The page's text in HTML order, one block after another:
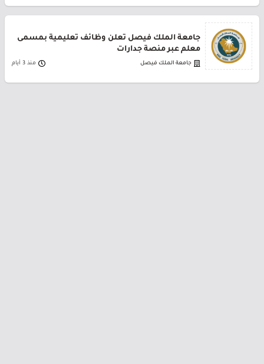
جامعة الملك فيصل تعلن وظائف تعليمية بمسمى
معلم عبر منصة جدارات
جامعة الملك فيصل منذ 3 أيام